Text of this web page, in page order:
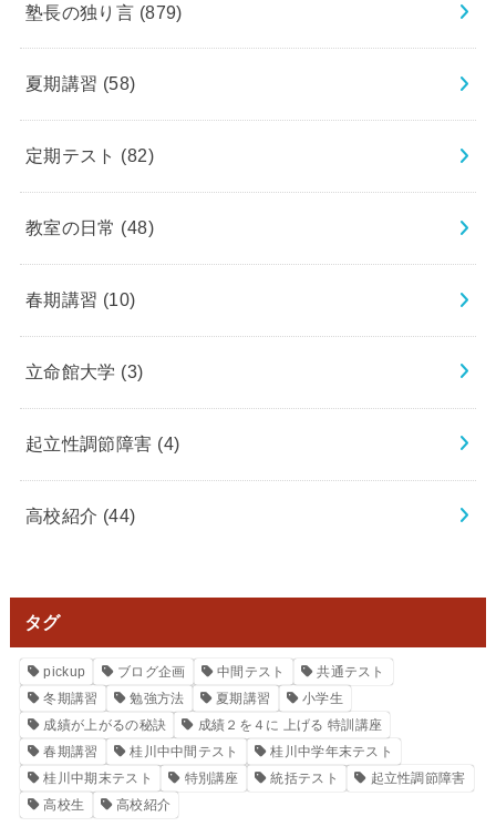
塾長の独り言 (879)
夏期講習 (58)
定期テスト (82)
教室の日常 (48)
春期講習 (10)
立命館大学 (3)
起立性調節障害 (4)
高校紹介 (44)
タグ
pickup ブログ企画 中間テスト
共通テスト
冬期講習
勉強方法 夏期講習
小学生
成績が上がるの秘訣
成績２を４に 上げる 特訓講座
春期講習
桂川中中間テスト
桂川中学年末テスト
桂川中期末テスト
特別講座 統括テスト
起立性調節障害
高校生
高校紹介